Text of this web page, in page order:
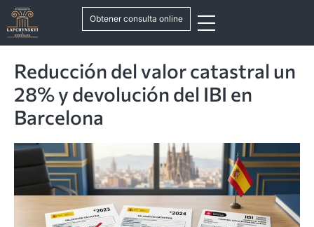
Obtener consulta online
Reducción del valor catastral un
28% y devolución del IBI en
Barcelona